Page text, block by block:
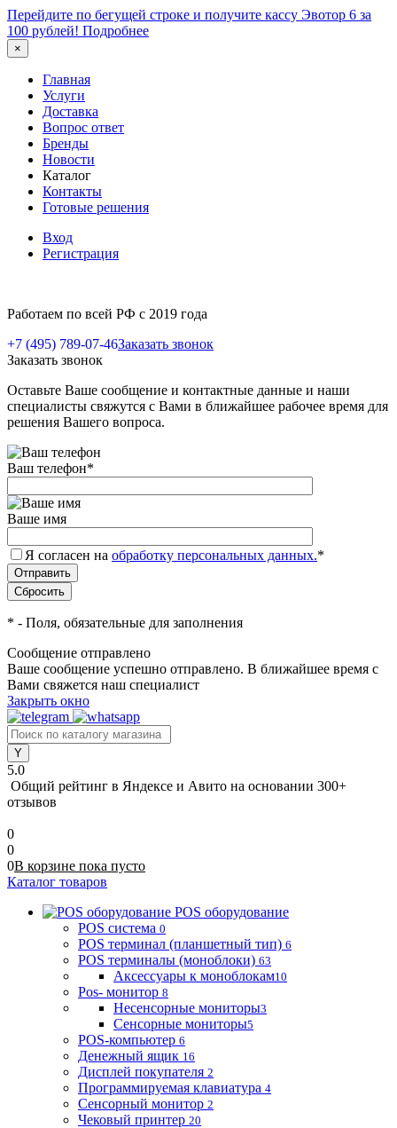
Перейдите по бегущей строке и получите кассу Эвотор 6 за
100 рублей! Подробнее
×
Главная
Услуги
Доставка
Вопрос ответ
Бренды
Новости
Каталог
Контакты
Готовые решения
Вход
Регистрация
Работаем по всей РФ с 2019 года
+7 (495) 789-07-46Заказать звонок
Заказать звонок
Оставьте Ваше сообщение и контактные данные и наши
специалисты свяжутся с Вами в ближайшее рабочее время для
решения Вашего вопроса.
Ваш телефон*
Ваше имя
Я согласен на обработку персональных данных.*
* - Поля, обязательные для заполнения
Сообщение отправлено
Ваше сообщение успешно отправлено. В ближайшее время с
Вами свяжется наш специалист
Закрыть окно
5.0
Общий рейтинг в Яндексе и Авито на основании 300+
отзывов
0
0
0В корзине пока пусто
Каталог товаров
POS оборудование
POS система 0
POS терминал (планшетный тип) 6
POS терминалы (моноблоки) 63
Аксессуары к моноблокам10
Pos- монитор 8
Несенсорные мониторы3
Сенсорные мониторы5
POS-компьютер 6
Денежный ящик 16
Дисплей покупателя 2
Программируемая клавиатура 4
Сенсорный монитор 2
Чековый принтер 20